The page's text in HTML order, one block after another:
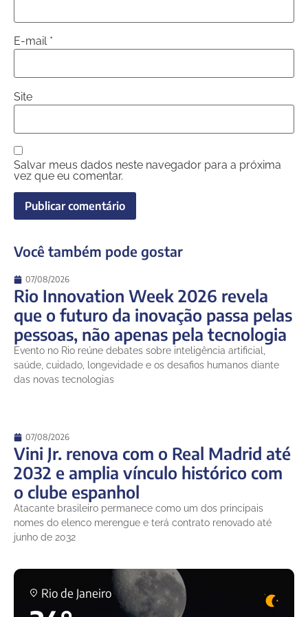
E-mail *
Site
Salvar meus dados neste navegador para a próxima
vez que eu comentar.
Você também pode gostar
07/08/2026
Rio Innovation Week 2026 revela
que o futuro da inovação passa pelas
pessoas, não apenas pela tecnologia
Evento no Rio reúne debates sobre inteligência artificial,
saúde, cuidado, longevidade e os desafios humanos diante
das novas tecnologias
07/08/2026
Vini Jr. renova com o Real Madrid até
2032 e amplia vínculo histórico com
o clube espanhol
Atacante brasileiro permanece como um dos principais
nomes do elenco merengue e terá contrato renovado até
junho de 2032
Rio de Janeiro